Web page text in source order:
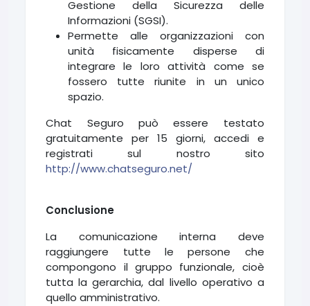
Gestione della Sicurezza delle
Informazioni (SGSI).
Permette alle organizzazioni con
unità fisicamente disperse di
integrare le loro attività come se
fossero tutte riunite in un unico
spazio.
Chat Seguro può essere testato
gratuitamente per 15 giorni, accedi e
registrati sul nostro sito
http://www.chatseguro.net/
Conclusione
La comunicazione interna deve
raggiungere tutte le persone che
compongono il gruppo funzionale, cioè
tutta la gerarchia, dal livello operativo a
quello amministrativo.